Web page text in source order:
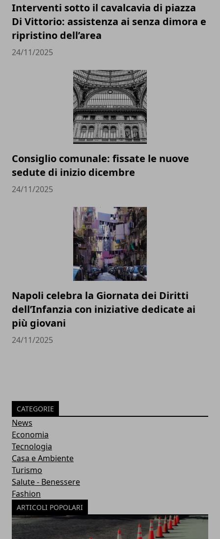
Interventi sotto il cavalcavia di piazza
Di Vittorio: assistenza ai senza dimora e
ripristino dell’area
24/11/2025
Consiglio comunale: fissate le nuove
sedute di inizio dicembre
24/11/2025
Napoli celebra la Giornata dei Diritti
dell’Infanzia con iniziative dedicate ai
più giovani
24/11/2025
CATEGORIE
News
Economia
Tecnologia
Casa e Ambiente
Turismo
Salute - Benessere
Fashion
ARTICOLI POPOLARI